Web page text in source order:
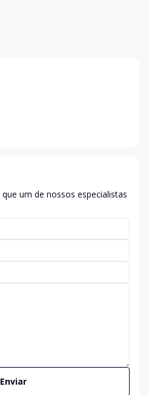
um de nossos especialistas
Enviar